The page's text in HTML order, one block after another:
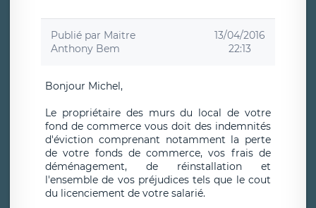
Publié par Maitre
Anthony Bem
13/04/2016
22:13
Bonjour Michel,
Le propriétaire des murs du local de votre
fond de commerce vous doit des indemnités
d'éviction comprenant notamment la perte
de votre fonds de commerce, vos frais de
déménagement, de réinstallation et
l'ensemble de vos préjudices tels que le cout
du licenciement de votre salarié.